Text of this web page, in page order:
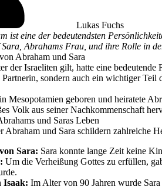
Lukas Fuchs
ist eine der bedeutendsten
Abrahams Frau, und ihre Rolle in
Abraham und Sara
der Israeliten gilt, hatte eine
sondern auch ein wichtiger
Mesopotamien geboren und heiratete
Volk aus seiner Nachkommenschaft
und Saras Leben
und Sara schildern zahlreiche
Sara: Sara konnte lange Zeit keine
Um die Verheißung Gottes zu erfüllen,
Isaak: Im Alter von 90 Jahren wurde